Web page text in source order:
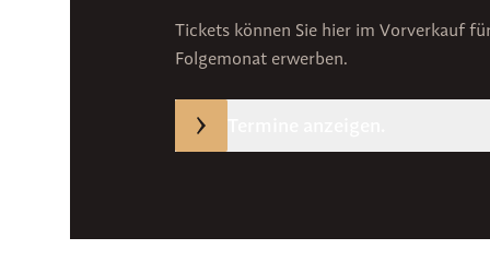
Tickets können Sie hier im Vorverkauf
Folgemonat erwerben.